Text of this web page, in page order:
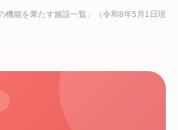
能を果たす施設一覧」（令和8年5月1日現